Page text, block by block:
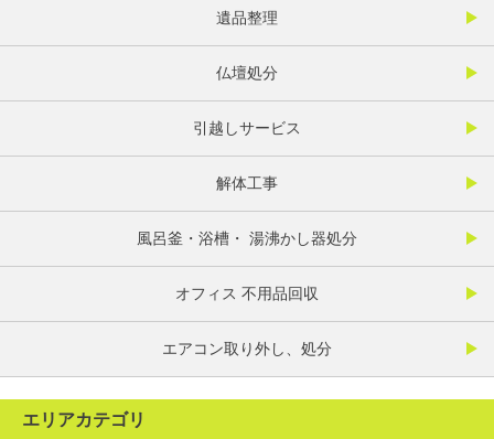
遺品整理
仏壇処分
引越しサービス
解体工事
風呂釜・浴槽・ 湯沸かし器処分
オフィス 不用品回収
エアコン取り外し、処分
エリアカテゴリ